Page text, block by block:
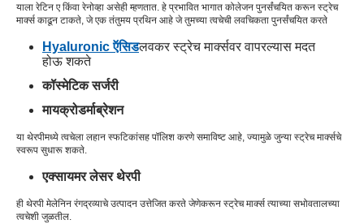
याला रेटिन ए किंवा रेनोव्हा असेही म्हणतात. हे प्रभावित भागात कोलेजन पुनर्संचयित करून स्ट्रेच
मार्क्स काढून टाकते, जे एक तंतुमय प्रथिन आहे जे तुमच्या त्वचेची लवचिकता पुनर्संचयित करते
Hyaluronic ऍसिडलवकर स्ट्रेच मार्क्सवर वापरल्यास मदत
होऊ शकते
कॉस्मेटिक सर्जरी
मायक्रोडर्माब्रेशन
या थेरपीमध्ये त्वचेला लहान स्फटिकांसह पॉलिश करणे समाविष्ट आहे, ज्यामुळे जुन्या स्ट्रेच मार्क्सचे
स्वरूप सुधारू शकते.
एक्सायमर लेसर थेरपी
ही थेरपी मेलेनिन रंगद्रव्याचे उत्पादन उत्तेजित करते जेणेकरून स्ट्रेच मार्क्स त्याच्या सभोवतालच्या
त्वचेशी जुळतील.